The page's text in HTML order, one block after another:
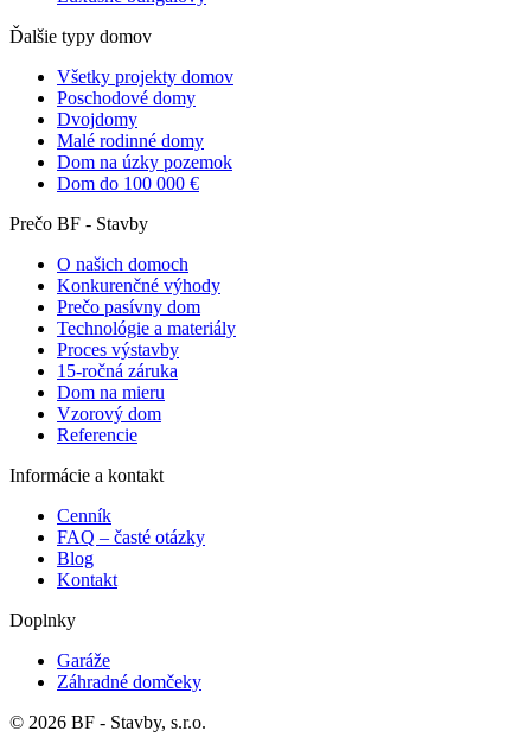
Ďalšie typy domov
Všetky projekty domov
Poschodové domy
Dvojdomy
Malé rodinné domy
Dom na úzky pozemok
Dom do 100 000 €
Prečo BF - Stavby
O našich domoch
Konkurenčné výhody
Prečo pasívny dom
Technológie a materiály
Proces výstavby
15-ročná záruka
Dom na mieru
Vzorový dom
Referencie
Informácie a kontakt
Cenník
FAQ – časté otázky
Blog
Kontakt
Doplnky
Garáže
Záhradné domčeky
© 2026 BF - Stavby, s.r.o.